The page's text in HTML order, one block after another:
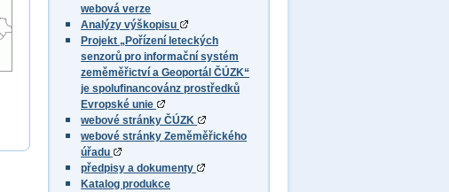
webová verze
Analýzy výškopisu
Projekt „Pořízení leteckých
senzorů pro informační systém
zeměměřictví a Geoportál ČÚZK“
je spolufinancovánz prostředků
Evropské unie
webové stránky ČÚZK
webové stránky Zeměměřického
úřadu
předpisy a dokumenty
Katalog produkce